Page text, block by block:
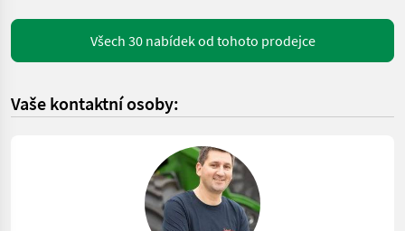
Všech 30 nabídek od tohoto prodejce
Vaše kontaktní osoby: